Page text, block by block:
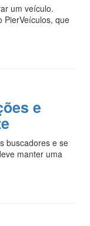
um veículo.
PierVeículos, que
e
buscadores e se
manter uma